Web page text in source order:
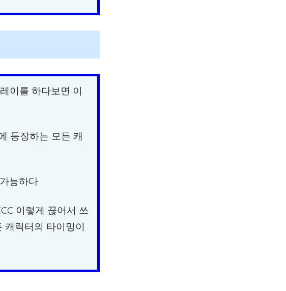
이를 하다보면 이
등장하는 모든 캐
능하다.
이렇게 끊어서 쓰
캐릭터의 타이밍이